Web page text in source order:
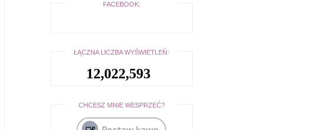
FACEBOOK:
ŁĄCZNA LICZBA WYŚWIETLEŃ:
12,022,593
CHCESZ MNIE WESPRZEĆ?